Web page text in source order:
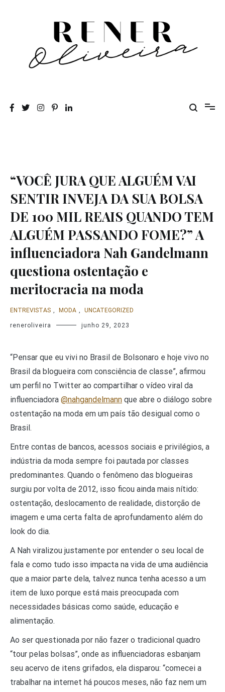
“VOCÊ JURA QUE ALGUÉM VAI
SENTIR INVEJA DA SUA BOLSA
DE 100 MIL REAIS QUANDO TEM
ALGUÉM PASSANDO FOME?” A
influenciadora Nah Gandelmann
questiona ostentação e
meritocracia na moda
ENTREVISTAS , MODA , UNCATEGORIZED
reneroliveira junho 29, 2023
“Pensar que eu vivi no Brasil de Bolsonaro e hoje vivo no
Brasil da blogueira com consciência de classe”, afirmou
um perfil no Twitter ao compartilhar o vídeo viral da
influenciadora @nahgandelmann que abre o diálogo sobre
ostentação na moda em um país tão desigual como o
Brasil.
Entre contas de bancos, acessos sociais e privilégios, a
indústria da moda sempre foi pautada por classes
predominantes. Quando o fenômeno das blogueiras
surgiu por volta de 2012, isso ficou ainda mais nítido:
ostentação, deslocamento de realidade, distorção de
imagem e uma certa falta de aprofundamento além do
look do dia.
A Nah viralizou justamente por entender o seu local de
fala e como tudo isso impacta na vida de uma audiência
que a maior parte dela, talvez nunca tenha acesso a um
item de luxo porque está mais preocupada com
necessidades básicas como saúde, educação e
alimentação.
Ao ser questionada por não fazer o tradicional quadro
“tour pelas bolsas”, onde as influenciadoras esbanjam
seu acervo de itens grifados, ela disparou: “comecei a
trabalhar na internet há poucos meses, não faz nem um